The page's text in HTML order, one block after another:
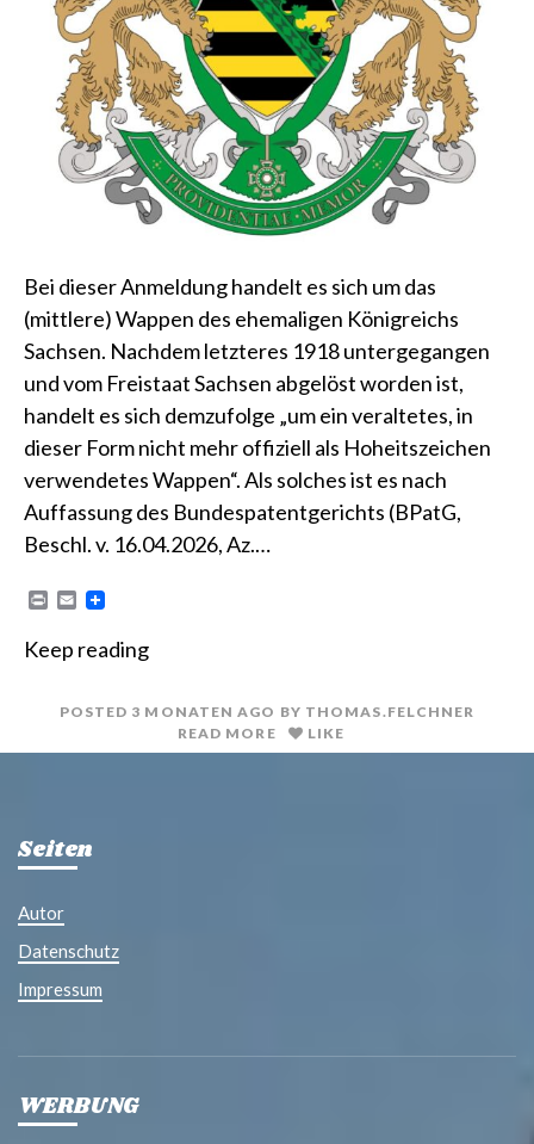
Bei dieser Anmeldung handelt es sich um das
(mittlere) Wappen des ehemaligen Königreichs
Sachsen. Nachdem letzteres 1918 untergegangen
und vom Freistaat Sachsen abgelöst worden ist,
handelt es sich demzufolge „um ein veraltetes, in
dieser Form nicht mehr offiziell als Hoheitszeichen
verwendetes Wappen“. Als solches ist es nach
Auffassung des Bundespatentgerichts (BPatG,
Beschl. v. 16.04.2026, Az.…
P
n
E
i
Keep reading
POSTED 3 MONATEN AGO BY THOMAS.FELCHNER
READ MORE
LIKE
Seiten
Autor
Datenschutz
Impressum
WERBUNG